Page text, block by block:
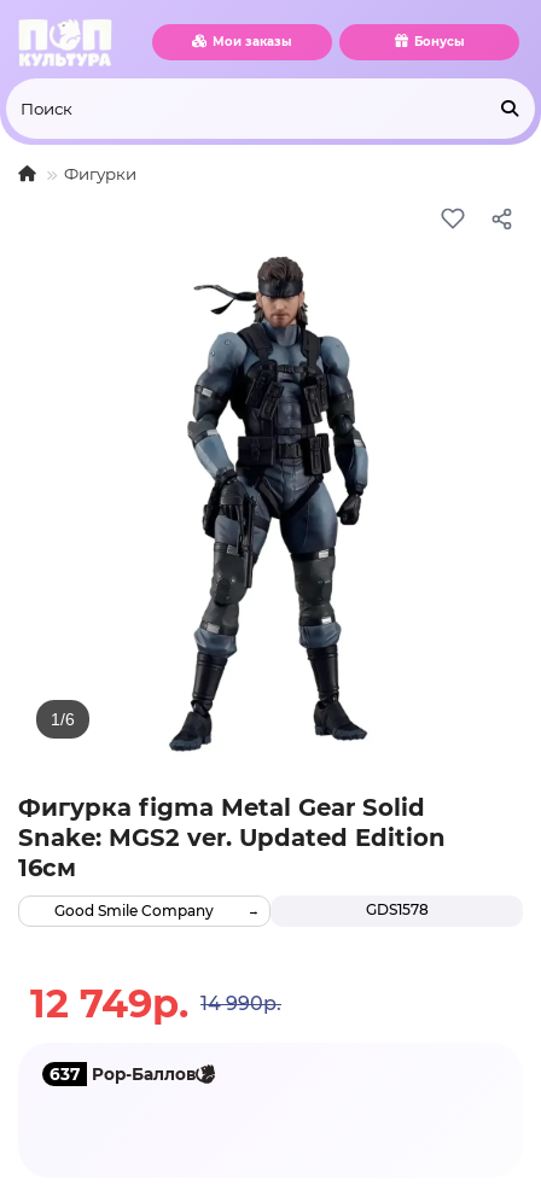
Мои заказы Бонусы
Фигурки
Фигурка figma Metal Gear Solid
Snake: MGS2 ver. Updated Edition
16см
GDS1578
Good Smile Company
12 749р. 14 990р.
637 Pop-Баллов